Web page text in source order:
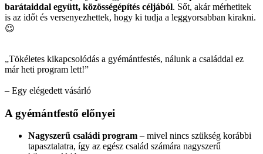
barátaiddal együtt, közösségépítés céljából. Sőt, akár mérhetitek
is az időt és versenyezhettek, hogy ki tudja a leggyorsabban kirakni.
😉
„Tökéletes kikapcsolódás a gyémántfestés, nálunk a családdal ez
már heti program lett!”
– Egy elégedett vásárló
A gyémántfestő előnyei
Nagyszerű családi program – mivel nincs szükség korábbi
tapasztalatra, így az egész család számára nagyszerű